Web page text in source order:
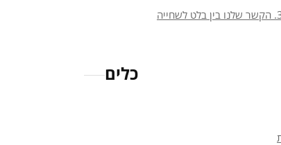
בלט לשחייה
כלים